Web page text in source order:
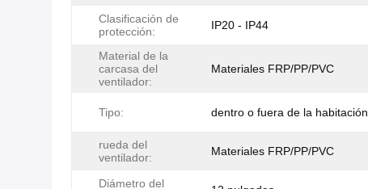
Clasificación de
protección:
IP20 - IP44
Material de la
carcasa del
ventilador:
Materiales FRP/PP/PVC
Tipo: dentro o fuera de la habitación
rueda del
ventilador:
Materiales FRP/PP/PVC
Diámetro del